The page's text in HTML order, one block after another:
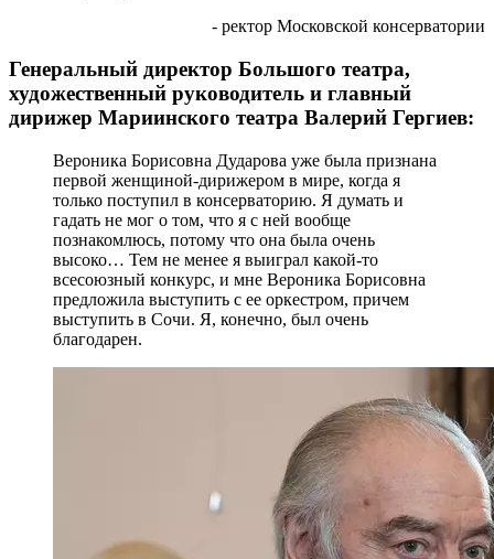
- ректор Московской консерватории
Генеральный директор Большого театра,
художественный руководитель и главный
дирижер Мариинского театра Валерий Гергиев:
Вероника Борисовна Дударова уже была признана
первой женщиной-дирижером в мире, когда я
только поступил в консерваторию. Я думать и
гадать не мог о том, что я с ней вообще
познакомлюсь, потому что она была очень
высоко… Тем не менее я выиграл какой-то
всесоюзный конкурс, и мне Вероника Борисовна
предложила выступить с ее оркестром, причем
выступить в Сочи. Я, конечно, был очень
благодарен.